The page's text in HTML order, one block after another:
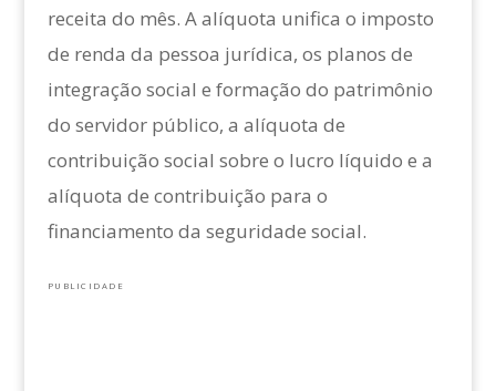
receita do mês. A alíquota unifica o imposto
de renda da pessoa jurídica, os planos de
integração social e formação do patrimônio
do servidor público, a alíquota de
contribuição social sobre o lucro líquido e a
alíquota de contribuição para o
financiamento da seguridade social.
PUBLICIDADE